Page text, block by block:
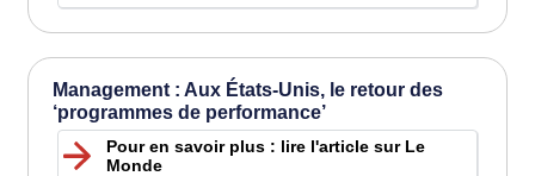
Management : Aux États-Unis, le retour des
‘programmes de performance’
Pour en savoir plus : lire l'article sur Le
Monde